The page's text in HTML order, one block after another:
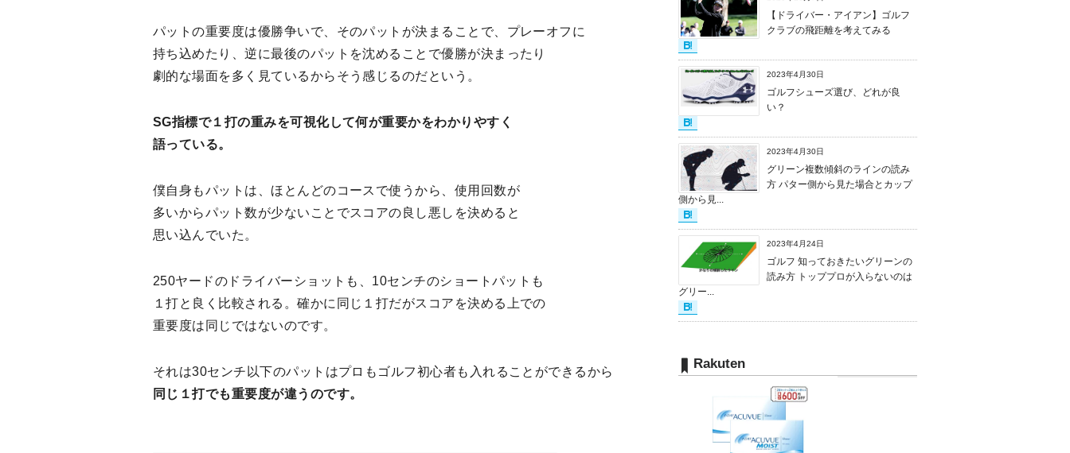
パットの重要度は優勝争いで、そのパットが決まることで、プレーオフに
持ち込めたり、逆に最後のパットを沈めることで優勝が決まったり
劇的な場面を多く見ているからそう感じるのだという。
SG指標で１打の重みを可視化して何が重要かをわかりやすく
語っている。
僕自身もパットは、ほとんどのコースで使うから、使用回数が
多いからパット数が少ないことでスコアの良し悪しを決めると
思い込んでいた。
250ヤードのドライバーショットも、10センチのショートパットも
１打と良く比較される。確かに同じ１打だがスコアを決める上での
重要度は同じではないのです。
それは30センチ以下のパットはプロもゴルフ初心者も入れることができるから
同じ１打でも重要度が違うのです。
【ドライバー・アイアン】ゴルフ
クラブの飛距離を考えてみる
2023年4月30日
ゴルフシューズ選び、どれが良
い？
2023年4月30日
グリーン複数傾斜のラインの読み
方 パター側から見た場合とカップ
側から見...
2023年4月24日
ゴルフ 知っておきたいグリーンの
読み方 トッププロが入らないのは
グリー...
Rakuten